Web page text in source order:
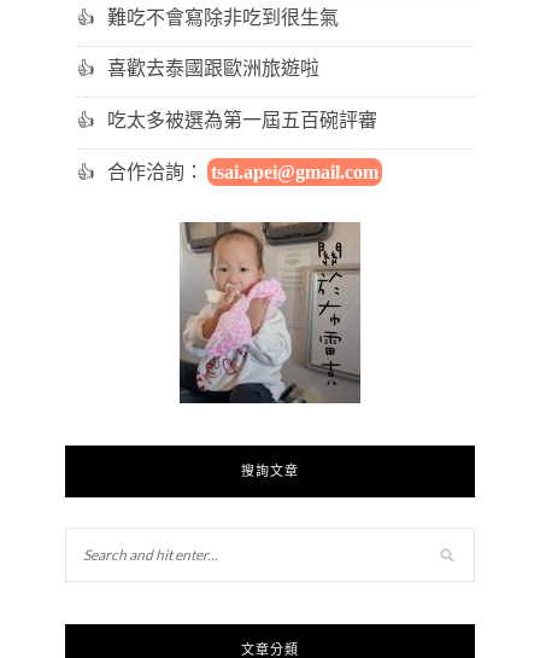
難吃不會寫除非吃到很生氣
喜歡去泰國跟歐洲旅遊啦
吃太多被選為第一屆五百碗評審
合作洽詢： tsai.apei@gmail.com
搜詢文章
文章分類